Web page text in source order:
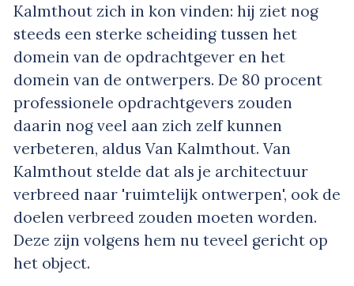
Kalmthout zich in kon vinden: hij ziet nog
steeds een sterke scheiding tussen het
domein van de opdrachtgever en het
domein van de ontwerpers. De 80 procent
professionele opdrachtgevers zouden
daarin nog veel aan zich zelf kunnen
verbeteren, aldus Van Kalmthout. Van
Kalmthout stelde dat als je architectuur
verbreed naar 'ruimtelijk ontwerpen', ook de
doelen verbreed zouden moeten worden.
Deze zijn volgens hem nu teveel gericht op
het object.